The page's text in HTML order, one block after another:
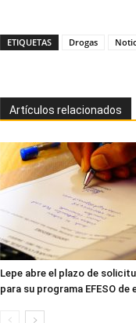
ETIQUETAS Drogas
Artículos relacionados
Lepe abre el plazo de
para su programa EFESO de